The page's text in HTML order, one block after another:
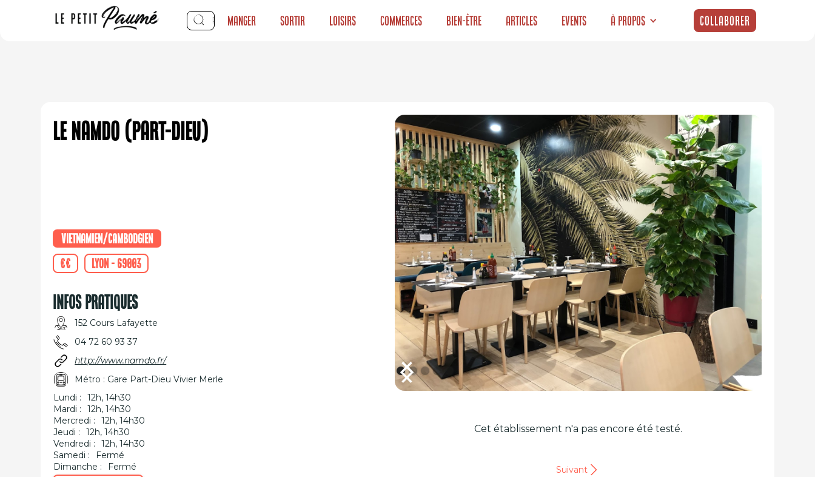
Manger Sortir Loisirs Commerces Bien-être Articles Events À propos Collaborer
Le Namdo (Part-Dieu)
Vietnamien/Cambodgien
€€
Lyon - 69003
INFOS PRATIQUES
152 Cours Lafayette
04 72 60 93 37
http://www.namdo.fr/
Métro : Gare Part-Dieu Vivier Merle
Lundi :
12h, 14h30
Mardi :
12h, 14h30
Mercredi :
12h, 14h30
Jeudi :
12h, 14h30
Vendredi :
12h, 14h30
Samedi :
Fermé
Dimanche :
Fermé
Cet établissement n'a pas encore été testé.
Suivant